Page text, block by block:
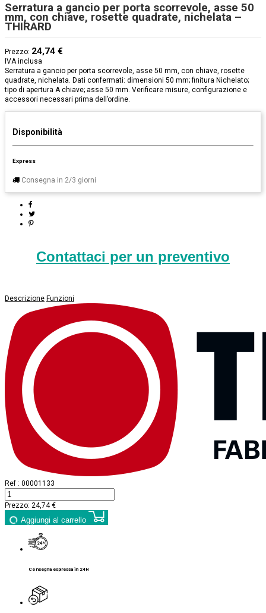
Serratura a gancio per porta scorrevole, asse 50
mm, con chiave, rosette quadrate, nichelata –
THIRARD
Prezzo: 24,74 €
IVA inclusa
Serratura a gancio per porta scorrevole, asse 50 mm, con chiave, rosette
quadrate, nichelata. Dati confermati: dimensioni 50 mm; finitura Nichelato;
tipo di apertura A chiave; asse 50 mm. Verificare misure, configurazione e
accessori necessari prima dell’ordine.
Disponibilità
Express
Consegna in 2/3 giorni
Contattaci per un preventivo
Descrizione Funzioni
Ref : 00001133
Prezzo: 24,74 €
Aggiungi al carrello
Consegna espressa in 24H